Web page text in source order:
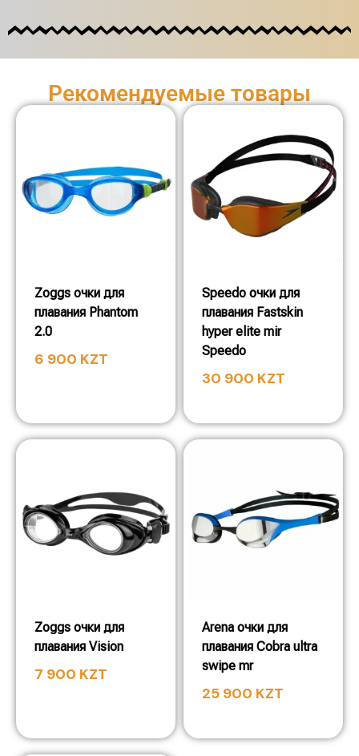
Рекомендуемые товары
Zoggs очки для
плавания Phantom
2.0
6 900 KZT
Speedo очки для
плавания Fastskin
hyper elite mir
Speedo
30 900 KZT
Zoggs очки для
плавания Vision
7 900 KZT
Arena очки для
плавания Cobra ultra
swipe mr
25 900 KZT